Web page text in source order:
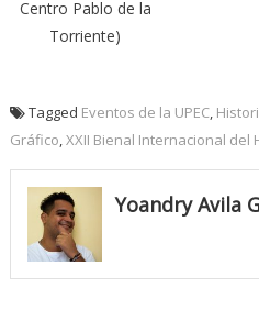
Centro Pablo de la
Torriente)
Tagged Eventos de la UPEC,
Gráfico,XXII Bienal Internacional del
Yoandry Avila